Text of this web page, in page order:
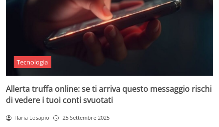
Tecnologia
Allerta truffa online: se ti arriva questo messaggio rischi
di vedere i tuoi conti svuotati
Ilaria Losapio 25 Settembre 2025